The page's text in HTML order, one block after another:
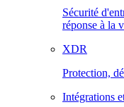
Sécurité
réponse à la
XDR
Protection,
Intégrations